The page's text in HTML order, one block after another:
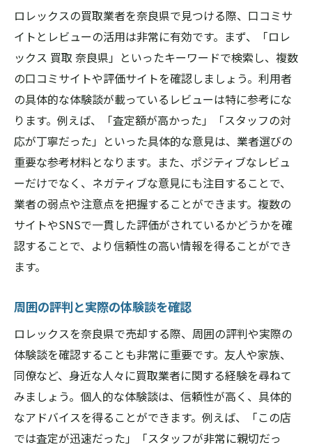
ロレックスの買取業者を奈良県で見つける際、口コミサ
イトとレビューの活用は非常に有効です。まず、「ロレ
ックス 買取 奈良県」といったキーワードで検索し、複数
の口コミサイトや評価サイトを確認しましょう。利用者
の具体的な体験談が載っているレビューは特に参考にな
ります。例えば、「査定額が高かった」「スタッフの対
応が丁寧だった」といった具体的な意見は、業者選びの
重要な参考材料となります。また、ポジティブなレビュ
ーだけでなく、ネガティブな意見にも注目することで、
業者の弱点や注意点を把握することができます。複数の
サイトやSNSで一貫した評価がされているかどうかを確
認することで、より信頼性の高い情報を得ることができ
ます。
周囲の評判と実際の体験談を確認
ロレックスを奈良県で売却する際、周囲の評判や実際の
体験談を確認することも非常に重要です。友人や家族、
同僚など、身近な人々に買取業者に関する経験を尋ねて
みましょう。個人的な体験談は、信頼性が高く、具体的
なアドバイスを得ることができます。例えば、「この店
では査定が迅速だった」「スタッフが非常に親切だっ